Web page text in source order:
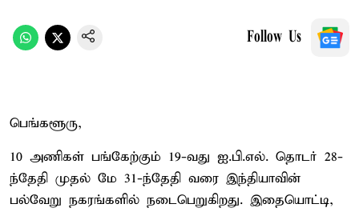
Follow Us
பெங்களூரு,
10 அணிகள் பங்கேற்கும் 19-வது ஐ.பி.எல். தொடர் 28-
ந்தேதி முதல் மே 31-ந்தேதி வரை இந்தியாவின்
பல்வேறு நகரங்களில் நடைபெறுகிறது. இதையொட்டி,